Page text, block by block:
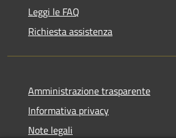
Leggi le FAQ
Richiesta assistenza
Amministrazione trasparente
Informativa privacy
Note legali